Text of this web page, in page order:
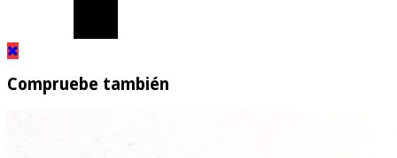
Compruebe también